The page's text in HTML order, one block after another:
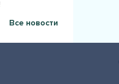
Все новости